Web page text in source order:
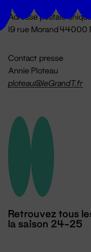
Adresse postale
19 rue Morand 44000
Contact presse
Annie Ploteau
ploteau@leGrandT.fr
Retrouvez tous
la saison 24-25